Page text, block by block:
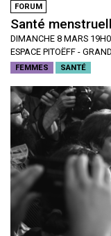
FORUM
Santé
DIMANCHE 8 MARS
ESPACE PITOËFF -
FEMMES SANTÉ